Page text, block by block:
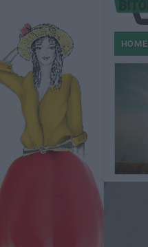
HOME